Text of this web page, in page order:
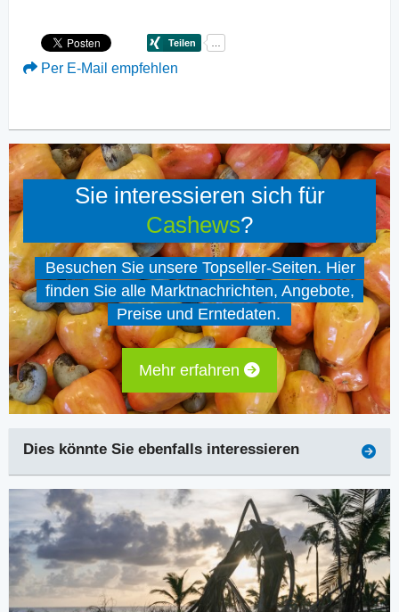
Per E-Mail empfehlen
Sie interessieren sich für
Cashews?
Besuchen Sie unsere Topseller-Seiten. Hier
finden Sie alle Marktnachrichten, Angebote,
Preise und Erntedaten.
Mehr erfahren
Dies könnte Sie ebenfalls interessieren